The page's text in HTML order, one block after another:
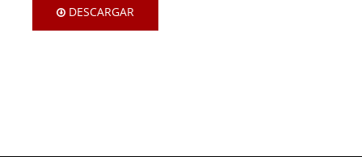
DESCARGAR